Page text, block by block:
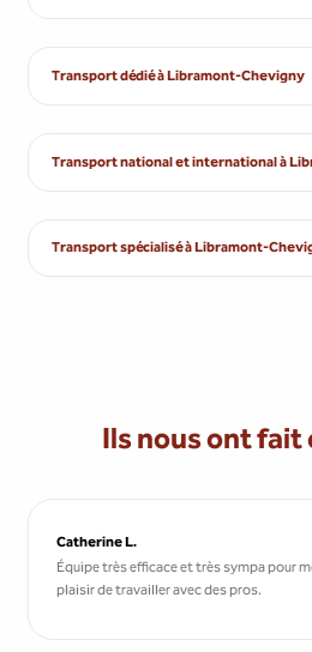
Transport dédié à Libramont-Chevigny
Transport national et international à
Transport spécialisé à Libramont-
Ils nous ont fait
Catherine L.
Équipe très efficace et très sympa pour
plaisir de travailler avec des pros.